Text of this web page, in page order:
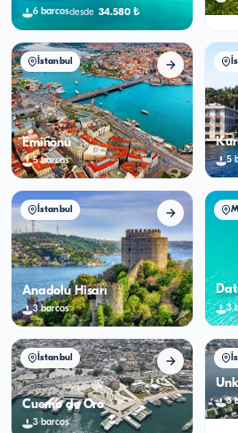
6 barcosdesde 34.580 ₺
İstanbul
Eminönü
5 barcos 5
İstanbul
Anadolu Hisarı
3 barcos 3
İstanbul
Cuerno de Oro
3 barcos
3